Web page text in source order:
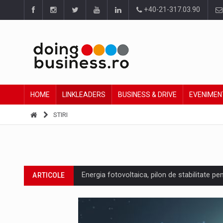
+40-21-317.03.90
HOME LINKLEADERS BUSINESS & DRIVE
STIRI
ARTICOLE Energia fotovoltaica, pilon de stabilitate
Cum invatam sa spunem nu intr-o cultura
Ingredient Spotlight: What SKU Level